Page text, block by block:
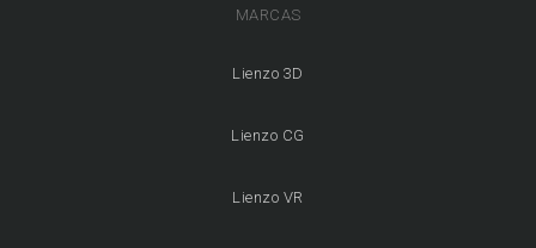
MARCAS
Lienzo 3D
Lienzo CG
Lienzo VR